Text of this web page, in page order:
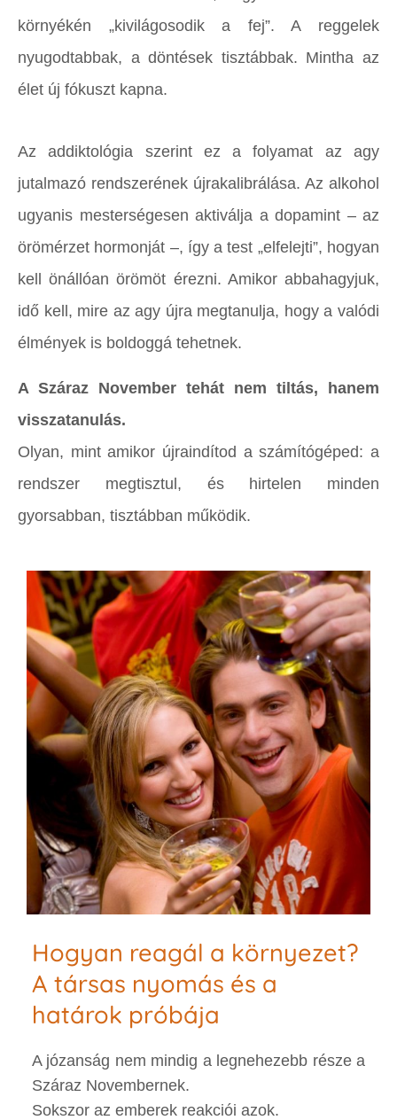
környékén „kivilágosodik a fej”. A reggelek
nyugodtabbak, a döntések tisztábbak. Mintha az
élet új fókuszt kapna.
Az addiktológia szerint ez a folyamat az agy
jutalmazó rendszerének újrakalibrálása. Az alkohol
ugyanis mesterségesen aktiválja a dopamint – az
örömérzet hormonját –, így a test „elfelejti”, hogyan
kell önállóan örömöt érezni. Amikor abbahagyjuk,
idő kell, mire az agy újra megtanulja, hogy a valódi
élmények is boldoggá tehetnek.
A Száraz November tehát nem tiltás, hanem
visszatanulás.
Olyan, mint amikor újraindítod a számítógéped: a
rendszer megtisztul, és hirtelen minden
gyorsabban, tisztábban működik.
Hogyan reagál a környezet?
A társas nyomás és a
határok próbája
A józanság nem mindig a legnehezebb része a
Száraz Novembernek.
Sokszor az emberek reakciói azok.